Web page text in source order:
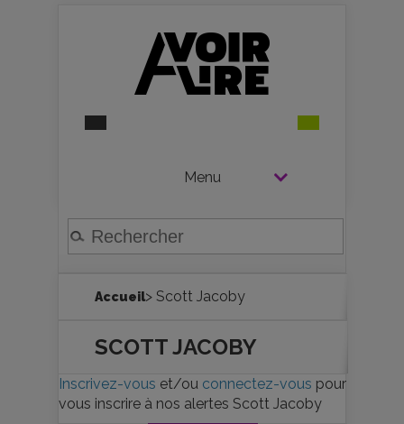
Menu
Accueil> Scott Jacoby
SCOTT JACOBY
Inscrivez-vous et/ou connectez-vous pour
vous inscrire à nos alertes Scott Jacoby